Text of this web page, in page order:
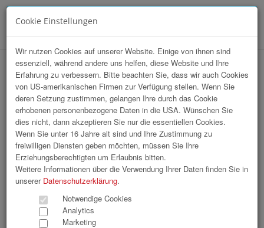
Wirtschaftsempfang
Cookie Einstellungen
Wir nutzen Cookies auf unserer Website. Einige von ihnen sind
essenziell, während andere uns helfen, diese Website und Ihre
Erfahrung zu verbessern. Bitte beachten Sie, dass wir auch Cookies
von US-amerikanischen Firmen zur Verfügung stellen. Wenn Sie
deren Setzung zustimmen, gelangen Ihre durch das Cookie
erhobenen personenbezogene Daten in die USA. Wünschen Sie
dies nicht, dann akzeptieren Sie nur die essentiellen Cookies.
Wenn Sie unter 16 Jahre alt sind und Ihre Zustimmung zu
freiwilligen Diensten geben möchten, müssen Sie Ihre
Erziehungsberechtigten um Erlaubnis bitten.
Weitere Informationen über die Verwendung Ihrer Daten finden Sie in
unserer Datenschutzerklärung.
Notwendige Cookies
Analytics
Marketing